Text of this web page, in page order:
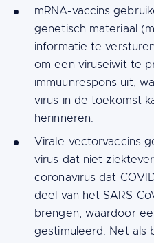
mRNA-vaccins
genetisch materiaal
informatie te
om een viruseiwit te
immuunrespons uit,
virus in de toekomst
herinneren.
Virale-vectorvaccins
virus dat niet
coronavirus dat
deel van het SARS-
brengen, waardoor
gestimuleerd. Net als